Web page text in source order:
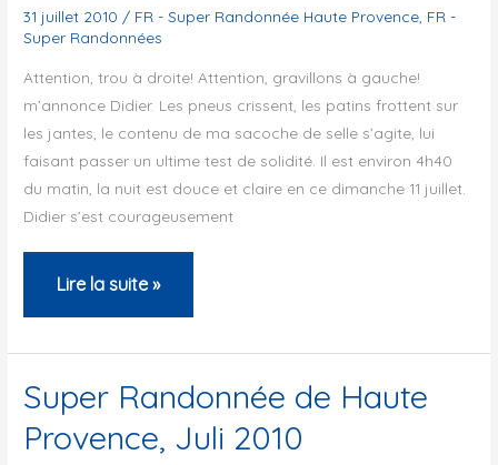
31 juillet 2010 / FR - Super Randonnée Haute Provence FR -
Super Randonnées
Attention, trou à droite! Attention, gravillons à gauche!
m’annonce Didier. Les pneus crissent, les patins frottent sur
les jantes, le contenu de ma sacoche de selle s’agite, lui
faisant passer un ultime test de solidité. Il est environ 4h40
du matin, la nuit est douce et claire en ce dimanche 11 juillet.
Didier s’est courageusement
Super
Randonnée
Haute
Lire la suite »
Super Randonnée de Haute
Provence, Juli 2010